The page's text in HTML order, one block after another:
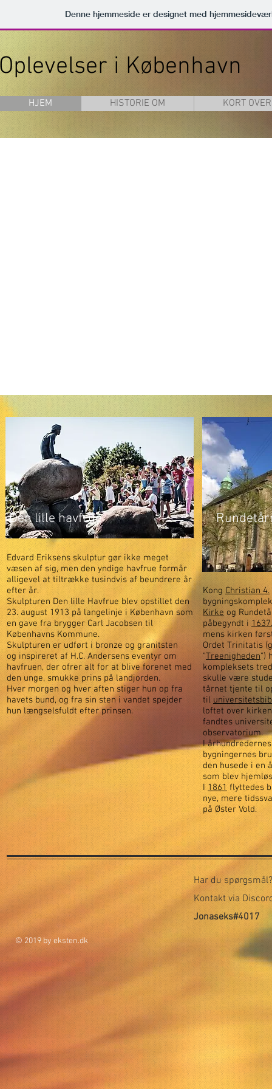
Denne hjemmeside er designet med
i København
HJEM HISTORIE OM KORT
Den lille havfrue
Edvard Eriksens skulptur gør ikke meget
væsen af sig, men den yndige havfrue formår
alligevel at tiltrække tusindvis af beundrere år
efter år.
Skulpturen Den lille Havfrue blev opstillet den
23. august 1913 på langelinje i København som
en gave fra brygger Carl Jacobsen til
Københavns Kommune.
Skulpturen er udført i bronze og granitsten
og inspireret afH.C. Andersenseventyr om
havfruen, der ofrer alt for at blive forenet med
den unge, smukke prins på landjorden.
Hver morgen og hver aften stiger hun op fra
havets bund, og fra sin sten i vandet spejder
hun længselsfuldt efter prinsen.
Kong Christian 4.
Kirke og
påbegyndt i 1637
mens kirken
Ordet Trinitatis
"Treenigheden")
kompleksets
skulle være
tårnet tjente til
til
loftet over
fandtes
observatorium.
I
bygningernes
den husede i en
som blev
I 1861flyttedes
nye, mere
på Øster Vold.
Har du spørgsmål?
Kontakt via
Jonaseks#4017
© 2019 by eksten.dk